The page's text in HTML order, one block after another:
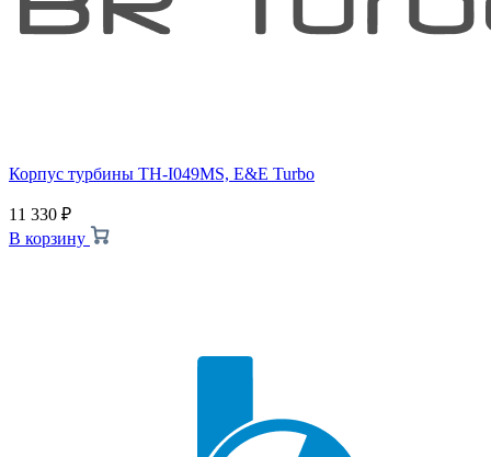
Корпус турбины TH-I049MS, E&E Turbo
11 330 ₽
В корзину